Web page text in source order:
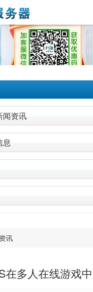
闻资讯
息
讯
在多人在线游戏